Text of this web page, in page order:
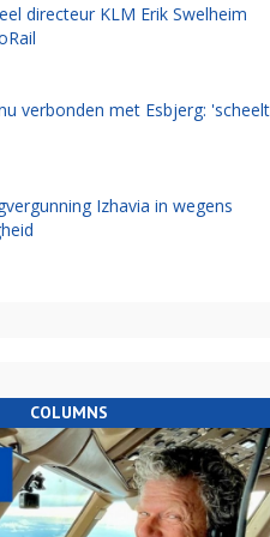
directeur KLM Erik Swelheim
verbonden met Esbjerg: 'scheelt
Izhavia in wegens
COLUMNS